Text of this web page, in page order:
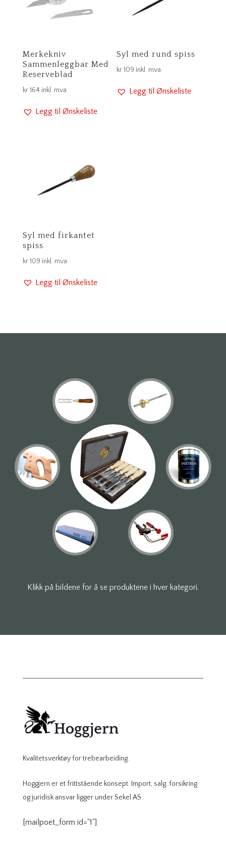
Merkekniv
Sammenleggbar Med
Reserveblad
kr164 inkl. mva
Legg til Ønskeliste
Syl med rund spiss
kr109 inkl. mva
Legg til Ønskeliste
Syl med firkantet
spiss
kr109 inkl. mva
Legg til Ønskeliste
Klikk på bildene for å se produktene i hver kategori.
Kvalitetsverktøy for trebearbeiding.
Hoggjern er et frittstående konsept. Import, salg, forsikring
og juridisk ansvar ligger under Sekel AS.
[mailpoet_form id="1"]